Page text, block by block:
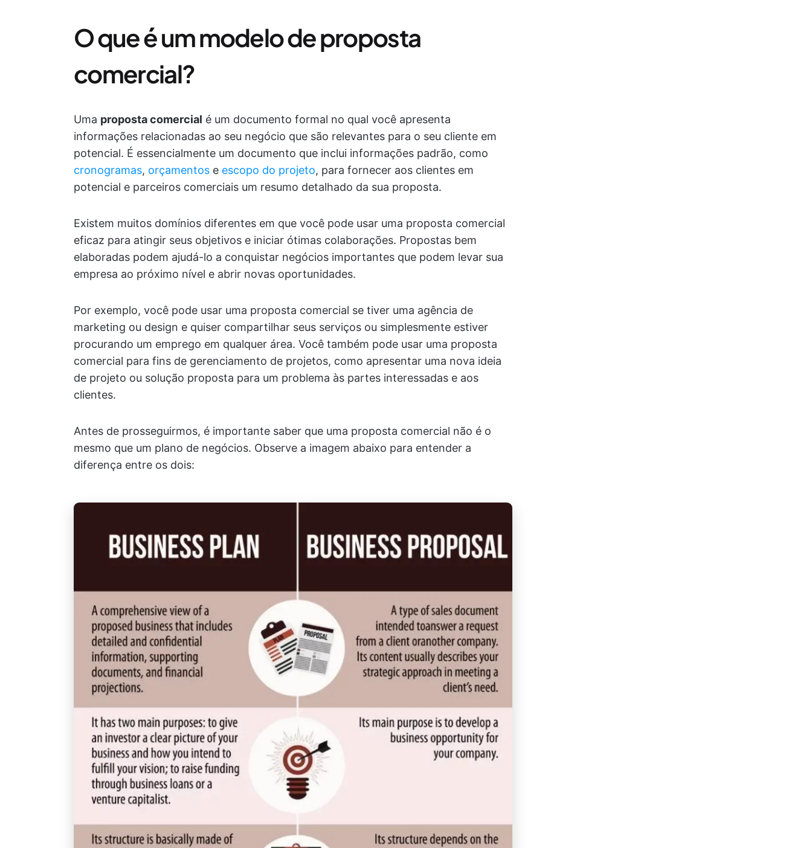
O que é um modelo de proposta
comercial?
Uma proposta comercial é um documento formal no qual você apresenta
informações relacionadas ao seu negócio que são relevantes para o seu cliente em
potencial. É essencialmente um documento que inclui informações padrão, como
cronogramas, orçamentos e escopo do projeto, para fornecer aos clientes em
potencial e parceiros comerciais um resumo detalhado da sua proposta.
Existem muitos domínios diferentes em que você pode usar uma proposta comercial
eficaz para atingir seus objetivos e iniciar ótimas colaborações. Propostas bem
elaboradas podem ajudá-lo a conquistar negócios importantes que podem levar sua
empresa ao próximo nível e abrir novas oportunidades.
Por exemplo, você pode usar uma proposta comercial se tiver uma agência de
marketing ou design e quiser compartilhar seus serviços ou simplesmente estiver
procurando um emprego em qualquer área. Você também pode usar uma proposta
comercial para fins de gerenciamento de projetos, como apresentar uma nova ideia
de projeto ou solução proposta para um problema às partes interessadas e aos
clientes.
Antes de prosseguirmos, é importante saber que uma proposta comercial não é o
mesmo que um plano de negócios. Observe a imagem abaixo para entender a
diferença entre os dois: